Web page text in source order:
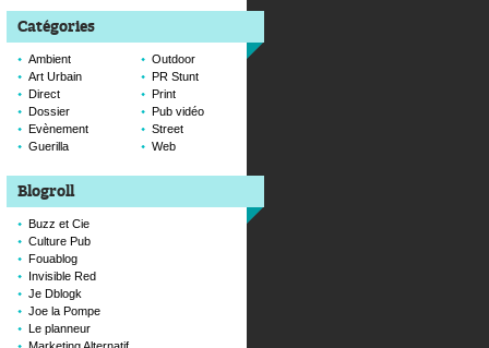
Catégories
Ambient
Art Urbain
Direct
Dossier
Evènement
Guerilla
Outdoor
PR Stunt
Print
Pub vidéo
Street
Web
Blogroll
Buzz et Cie
Culture Pub
Fouablog
Invisible Red
Je Dblogk
Joe la Pompe
Le planneur